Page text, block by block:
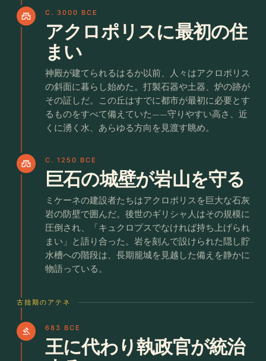
castle C. 3000 BCE
アクロポリスに最初の住
まい
神殿が建てられるはるか以前、人々はアクロポリス
の斜面に暮らし始めた。打製石器や土器、炉の跡が
その証しだ。この丘はすでに都市が最初に必要とす
るものをすべて備えていた——守りやすい高さ、近
くに湧く水、あらゆる方向を見渡す眺め。
castle C. 1250 BCE
巨石の城壁が岩山を守る
ミケーネの建設者たちはアクロポリスを巨大な石灰
岩の防壁で囲んだ。後世のギリシャ人はその規模に
圧倒され、「キュクロプスでなければ持ち上げられ
まい」と語り合った。岩を刻んで設けられた隠し貯
水槽への階段は、長期籠城を見越した備えを静かに
物語っている。
古拙期のアテネ
gavel 683 BCE
王に代わり執政官が統治